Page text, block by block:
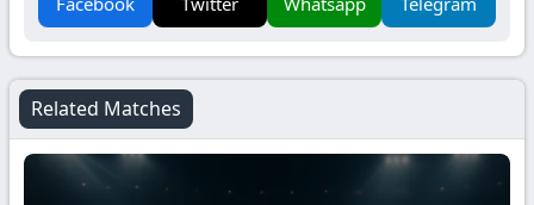
Related Matches